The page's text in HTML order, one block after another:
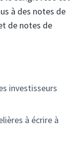
à des notes de
de notes de
investisseurs
à écrire à